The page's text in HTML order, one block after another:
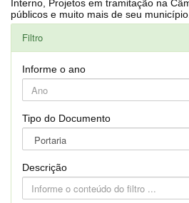
Interno, Projetos em tramitação na Câmara, Controle dos bens
públicos e muito mais de seu município.
Filtro
Informe o ano
Tipo do Documento
Descrição